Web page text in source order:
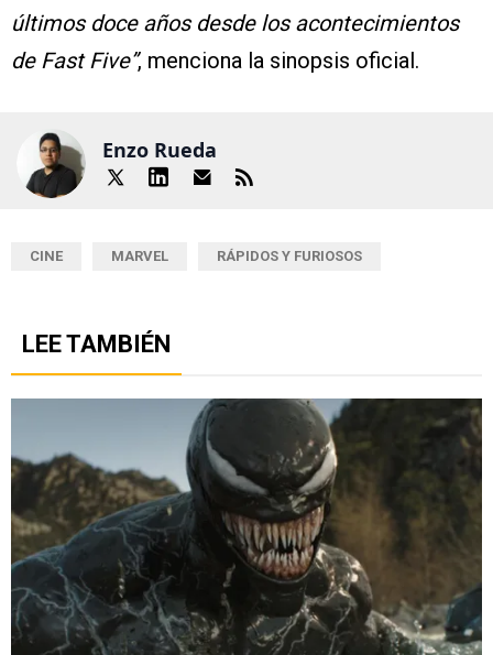
últimos doce años desde los acontecimientos
de Fast Five”, menciona la sinopsis oficial.
Enzo Rueda
CINE MARVEL RÁPIDOS Y FURIOSOS
LEE TAMBIÉN